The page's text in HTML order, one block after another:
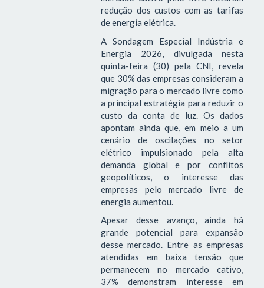
redução dos custos com as tarifas
de energia elétrica.
A Sondagem Especial Indústria e
Energia 2026, divulgada nesta
quinta-feira (30) pela CNI, revela
que 30% das empresas consideram a
migração para o mercado livre como
a principal estratégia para reduzir o
custo da conta de luz. Os dados
apontam ainda que, em meio a um
cenário de oscilações no setor
elétrico impulsionado pela alta
demanda global e por conflitos
geopolíticos, o interesse das
empresas pelo mercado livre de
energia aumentou.
Apesar desse avanço, ainda há
grande potencial para expansão
desse mercado. Entre as empresas
atendidas em baixa tensão que
permanecem no mercado cativo,
37% demonstram interesse em